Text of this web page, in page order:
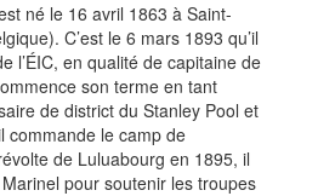
né le 16 avril 1863 à Saint-
C’est le 6 mars 1893 qu’il
l’ÉIC, en qualité de capitaine de
son terme en tant
de district du Stanley Pool et
commande le camp de
de Luluabourg en 1895, il
pour soutenir les troupes